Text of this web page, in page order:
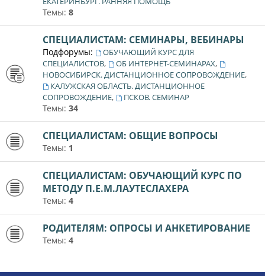
Темы: 8
СПЕЦИАЛИСТАМ: СЕМИНАРЫ, ВЕБИНАРЫ
Подфорумы:
ОБУЧАЮЩИЙ КУРС ДЛЯ
СПЕЦИАЛИСТОВ, ОБ ИНТЕРНЕТ-СЕМИНАРАХ,
НОВОСИБИРСК. ДИСТАНЦИОННОЕ СОПРОВОЖДЕНИЕ,
КАЛУЖСКАЯ ОБЛАСТЬ. ДИСТАНЦИОННОЕ
СОПРОВОЖДЕНИЕ, ПСКОВ. СЕМИНАР
Темы: 34
СПЕЦИАЛИСТАМ: ОБЩИЕ ВОПРОСЫ
Темы: 1
СПЕЦИАЛИСТАМ: ОБУЧАЮЩИЙ КУРС ПО
МЕТОДУ П.Е.М.ЛАУТЕСЛАХЕРА
Темы: 4
РОДИТЕЛЯМ: ОПРОСЫ И АНКЕТИРОВАНИЕ
Темы: 4